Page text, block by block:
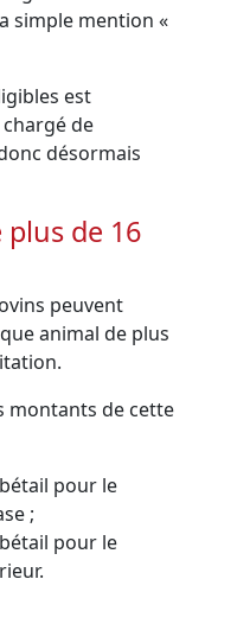
simple mention «
est
de
désormais
de 16
peuvent
animal de plus
montants de cette
pour le
;
pour le